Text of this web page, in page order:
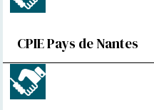
CPIE Pays de Nantes